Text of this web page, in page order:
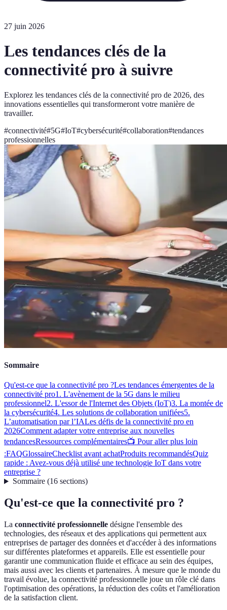
27 juin 2026
Les tendances clés de la
connectivité pro à suivre
Explorez les tendances clés de la connectivité pro de 2026, des
innovations essentielles qui transformeront votre manière de
travailler.
#connectivité#5G#IoT#cybersécurité#collaboration#tendances
professionnelles
Sommaire
Qu'est-ce que la connectivité pro ?Les tendances émergentes de la
connectivité pro1. L'avènement de la 5G dans le milieu
professionnel2. L'essor de l'Internet des Objets (IoT)3. La montée de
la cybersécurité4. Les solutions de collaboration unifiées5.
L’automatisation par l’IALes défis de la connectivité pro en
2026Comment adapter votre entreprise aux nouvelles
tendancesRessources complémentaires📺 Pour aller plus loin
:FAQGlossaireChecklist avant achatProduits recommandésQuiz
rapide : Avez-vous déjà utilisé une technologie IoT dans votre
entreprise ?
Sommaire(16 sections)
Qu'est-ce que la connectivité pro ?
La connectivité professionnelle désigne l'ensemble des
technologies, des réseaux et des applications qui permettent aux
entreprises de partager des données et d'accéder à des informations
sur différentes plateformes et appareils. Elle est essentielle pour
garantir une communication fluide et efficace au sein des équipes,
mais aussi avec les clients et partenaires. À mesure que le monde du
travail évolue, la connectivité professionnelle joue un rôle clé dans
l'optimisation des opérations, la réduction des coûts et l'amélioration
de la satisfaction client.